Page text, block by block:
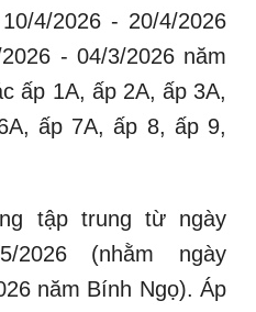
4/2026 - 20/4/2026
- ­04/3/2026 năm
ấp 1A, ấp 2A, ấp 3A,
ấp 7A, ấp 8, ấp 9,
tập trung từ ngày
2026 (nhằm ngày
năm Bính Ngọ). Áp